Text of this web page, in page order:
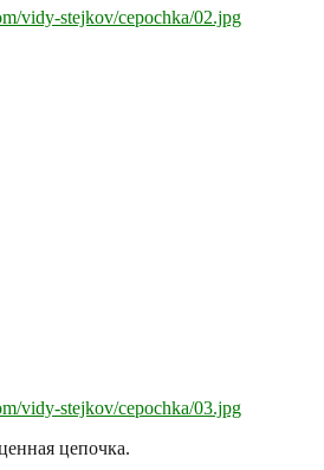
vidy-stejkov/cepochka/02.jpg
vidy-stejkov/cepochka/03.jpg
цепочка.